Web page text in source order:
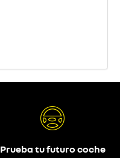
Prueba tu futuro coche